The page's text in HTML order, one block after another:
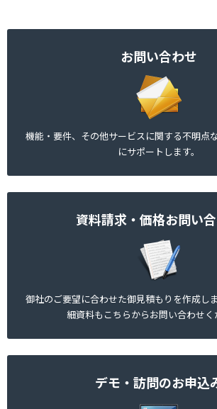
お問い合わせ
機能・要件、その他サービスに関する不明点
にサポートします。
資料請求・価格お問い
御社のご要望に合わせた御見積もりを作成し
細資料もこちらからお問い合わせく
デモ・訪問のお申込